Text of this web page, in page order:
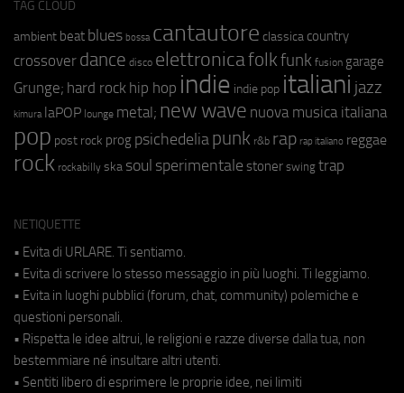
TAG CLOUD
ambient beat blues bossa cantautore classica country
crossover dance disco elettronicafolkfunk fusion garage
Grunge; hard rock hip hop indie indie pop italiani jazz
kimura laPOP lounge metal; new wave nuova musica italiana
pop post rock prog psichedeliapunk r&b rap rap italiano reggae
rock rockabilly ska soul sperimentale stoner swing trap
NETIQUETTE
• Evita di URLARE. Ti sentiamo.
• Evita di scrivere lo stesso messaggio in più luoghi. Ti leggiamo.
• Evita in luoghi pubblici (forum, chat, community) polemiche e
questioni personali.
• Rispetta le idee altrui, le religioni e razze diverse dalla tua, non
bestemmiare né insultare altri utenti.
• Sentiti libero di esprimere le proprie idee, nei limiti